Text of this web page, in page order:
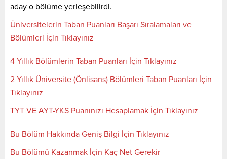
aday o bölüme yerleşebilirdi.
Üniversitelerin Taban Puanları Başarı Sıralamaları ve
Bölümleri İçin Tıklayınız
4 Yıllık Bölümlerin Taban Puanları İçin Tıklayınız
2 Yıllık Üniversite (Önlisans) Bölümleri Taban Puanları İçin
Tıklayınız
TYT VE AYT-YKS Puanınızı Hesaplamak İçin Tıklayınız
Bu Bölüm Hakkında Geniş Bilgi İçin Tıklayınız
Bu Bölümü Kazanmak İçin Kaç Net Gerekir